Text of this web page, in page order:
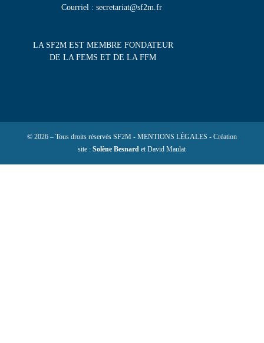
Courriel : secretariat@sf2m.fr
LA SF2M EST MEMBRE FONDATEUR
DE LA FEMS ET DE LA FFM
© 2026 – Tous droits réservés SF2M - MENTIONS LÉGALES - Création
site :Solène Besnard et David Maulat